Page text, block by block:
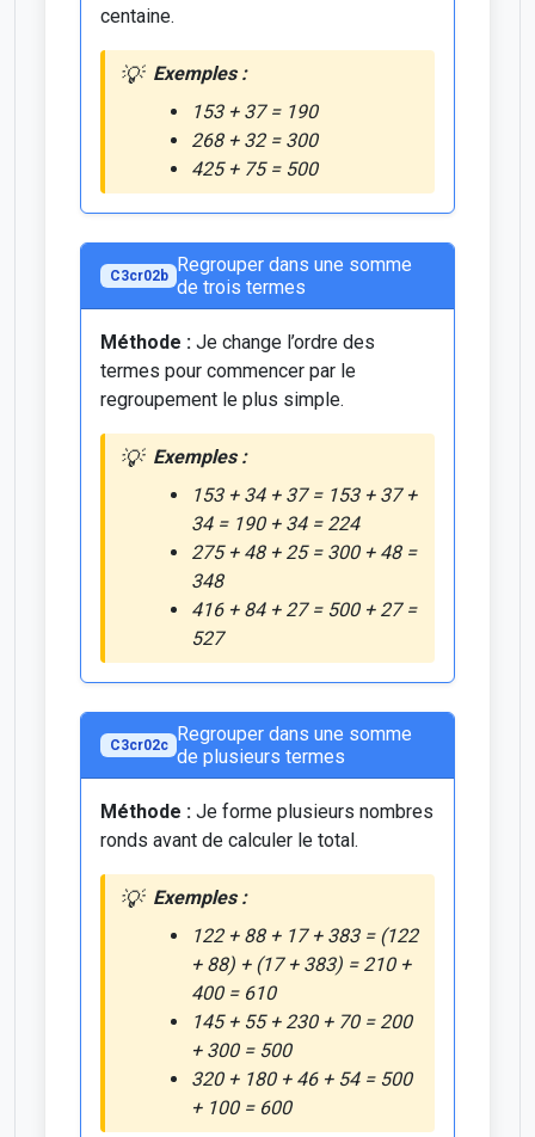
centaine.
Exemples :
153 + 37 = 190
268 + 32 = 300
425 + 75 = 500
C3cr02b
Regrouper dans une somme
de trois termes
Méthode :Je change l’ordre des
termes pour commencer par le
regroupement le plus simple.
Exemples :
153 + 34 + 37 = 153 + 37 +
34 = 190 + 34 = 224
275 + 48 + 25 = 300 + 48 =
348
416 + 84 + 27 = 500 + 27 =
527
C3cr02c
Regrouper dans une somme
de plusieurs termes
Méthode :Je forme plusieurs nombres
ronds avant de calculer le total.
Exemples :
122 + 88 + 17 + 383 = (122
+ 88) + (17 + 383) = 210 +
400 = 610
145 + 55 + 230 + 70 = 200
+ 300 = 500
320 + 180 + 46 + 54 = 500
+ 100 = 600